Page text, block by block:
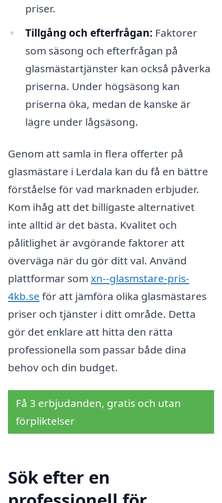
priser.
Tillgång och efterfrågan: Faktorer
som säsong och efterfrågan på
glasmästartjänster kan också påverka
priserna. Under högsäsong kan
priserna öka, medan de kanske är
lägre under lågsäsong.
Genom att samla in flera offerter på
glasmästare i Lerdala kan du få en bättre
förståelse för vad marknaden erbjuder.
Kom ihåg att det billigaste alternativet
inte alltid är det bästa. Kvalitet och
pålitlighet är avgörande faktorer att
överväga när du gör ditt val. Använd
plattformar som xn--glasmstare-pris-
4kb.se för att jämföra olika glasmästares
priser och tjänster i ditt område. Detta
gör det enklare att hitta den rätta
professionella som passar både dina
behov och din budget.
Få 3 erbjudanden, gratis och utan
förpliktelser
Sök efter en